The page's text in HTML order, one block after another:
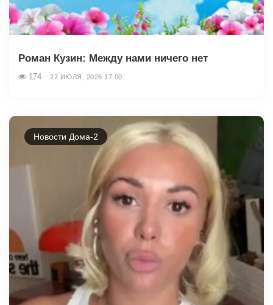
Роман Кузин: Между нами ничего нет
174 27 ИЮЛЯ, 2026 17:00
Новости Дома-2